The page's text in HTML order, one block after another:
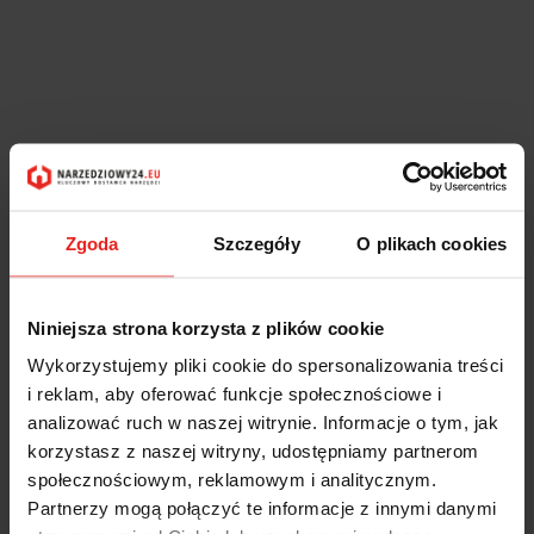
Zgoda Szczegóły O plikach cookies
Niniejsza strona korzysta z plików cookie
Wykorzystujemy pliki cookie do spersonalizowania treści
i reklam, aby oferować funkcje społecznościowe i
analizować ruch w naszej witrynie. Informacje o tym, jak
korzystasz z naszej witryny, udostępniamy partnerom
społecznościowym, reklamowym i analitycznym.
Partnerzy mogą połączyć te informacje z innymi danymi